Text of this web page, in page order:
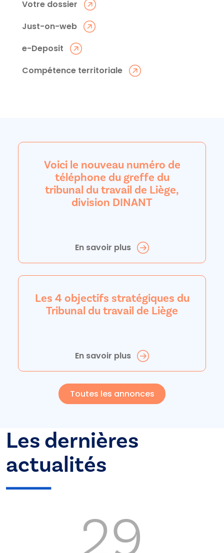
Votre dossier
Just-on-web
e-Deposit
Compétence territoriale
Voici le nouveau numéro de
téléphone du greffe du
tribunal du travail de Liège,
division DINANT
En savoir plus
Les 4 objectifs stratégiques du
Tribunal du travail de Liège
En savoir plus
Toutes les annonces
Les dernières
actualités
29